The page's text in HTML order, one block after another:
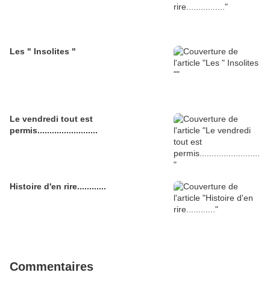
Les " Insolites "
Le vendredi tout est
permis.........................
Histoire d'en rire............
Commentaires